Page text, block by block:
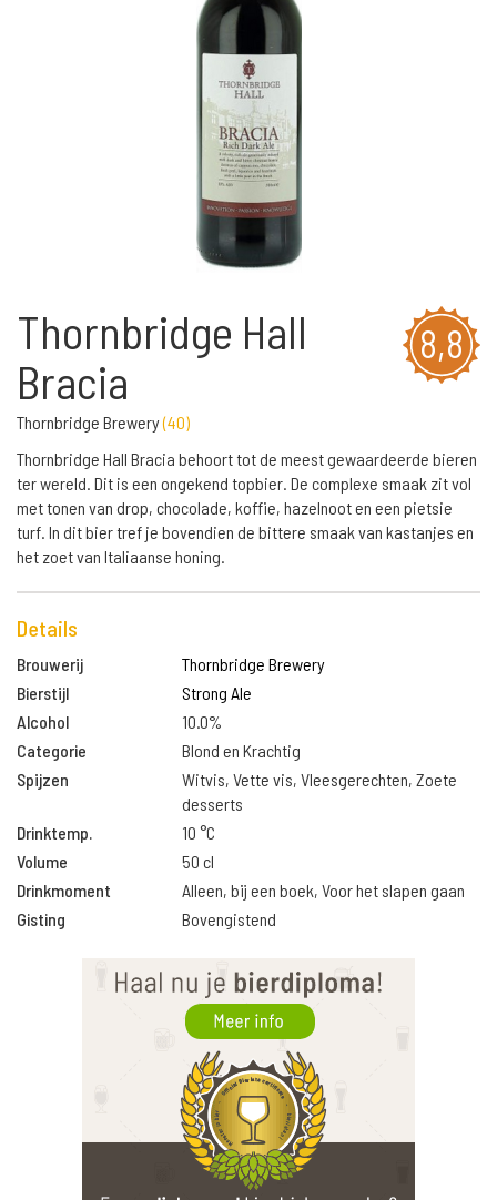
8,8
Thornbridge Hall
Bracia
Thornbridge Brewery(40)
Thornbridge Hall Bracia behoort tot de meest gewaardeerde bieren
ter wereld. Dit is een ongekend topbier. De complexe smaak zit vol
met tonen van drop, chocolade, koffie, hazelnoot en een pietsie
turf. In dit bier tref je bovendien de bittere smaak van kastanjes en
het zoet van Italiaanse honing.
Details
Brouwerij
Thornbridge Brewery
Bierstijl
Strong Ale
Alcohol
10.0%
Categorie
Blond en Krachtig
Spijzen
Witvis, Vette vis, Vleesgerechten, Zoete
desserts
Drinktemp.
10 °C
Volume
50 cl
Drinkmoment
Alleen, bij een boek, Voor het slapen gaan
Gisting
Bovengistend